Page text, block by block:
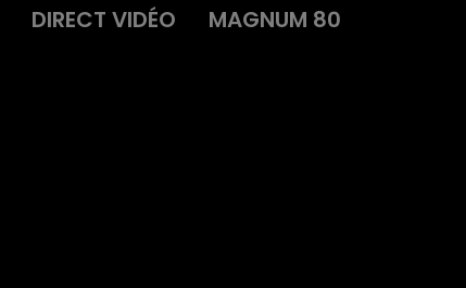
DIRECT VIDÉO
MAGNUM 80